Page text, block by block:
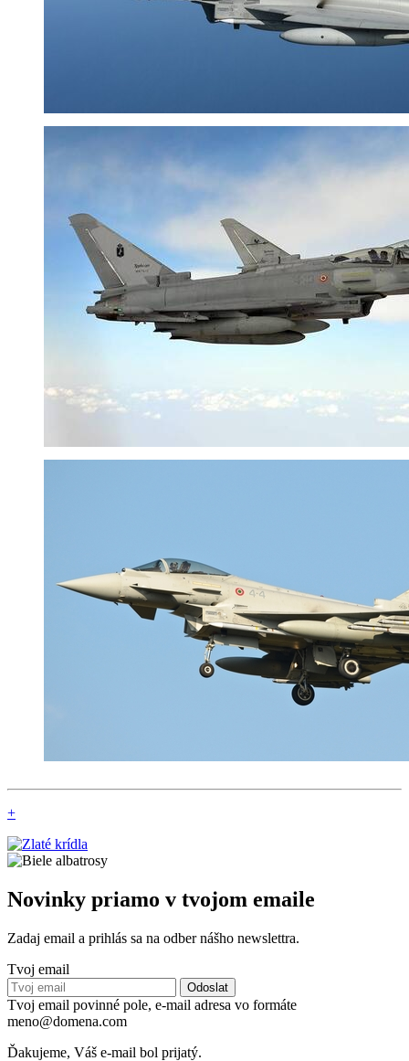
+
Novinky priamo v tvojom emaile
Zadaj email a prihlás sa na odber nášho newslettra.
Tvoj email
Tvoj email povinné pole, e-mail adresa vo formáte
meno@domena.com
Ďakujeme, Váš e-mail bol prijatý.